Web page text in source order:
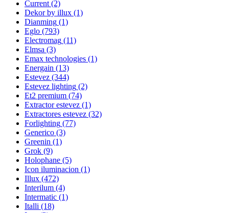
Current (2)
Dekor by illux (1)
Dianming (1)
Eglo (793)
Electromag (11)
Elmsa (3)
Emax technologies (1)
Energain (13)
Estevez (344)
Estevez lighting (2)
Et2 premium (74)
Extractor estevez (1)
Extractores estevez (32)
Forlighting (77)
Generico (3)
Greenin (1)
Grok (9)
Holophane (5)
Icon iluminacion (1)
Illux (472)
Interilum (4)
Intermatic (1)
Italli (18)